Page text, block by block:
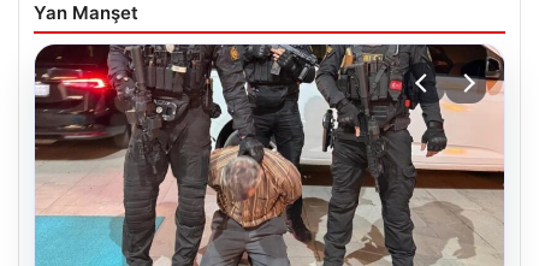
Yan Manşet